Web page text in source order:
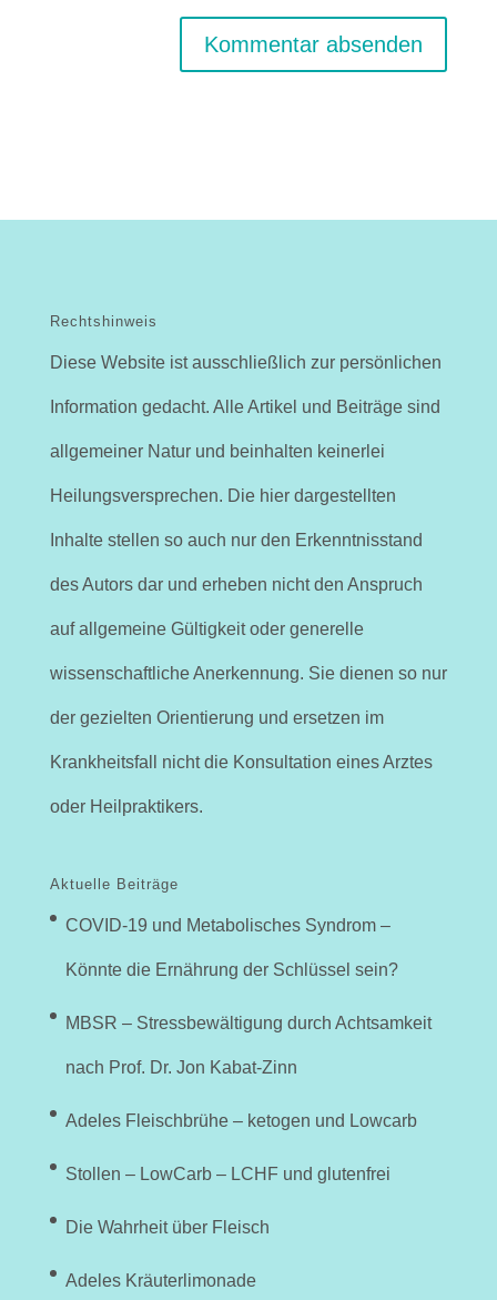
Rechtshinweis
Diese Website ist ausschließlich zur persönlichen
Information gedacht. Alle Artikel und Beiträge sind
allgemeiner Natur und beinhalten keinerlei
Heilungsversprechen. Die hier dargestellten
Inhalte stellen so auch nur den Erkenntnisstand
des Autors dar und erheben nicht den Anspruch
auf allgemeine Gültigkeit oder generelle
wissenschaftliche Anerkennung. Sie dienen so nur
der gezielten Orientierung und ersetzen im
Krankheitsfall nicht die Konsultation eines Arztes
oder Heilpraktikers.
Aktuelle Beiträge
COVID-19 und Metabolisches Syndrom –
Könnte die Ernährung der Schlüssel sein?
MBSR – Stressbewältigung durch Achtsamkeit
nach Prof. Dr. Jon Kabat-Zinn
Adeles Fleischbrühe – ketogen und Lowcarb
Stollen – LowCarb – LCHF und glutenfrei
Die Wahrheit über Fleisch
Adeles Kräuterlimonade